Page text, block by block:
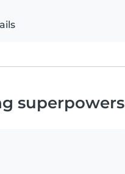
superpowers